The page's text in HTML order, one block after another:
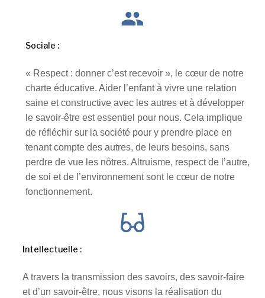
Sociale :
« Respect : donner c’est recevoir », le cœur de notre
charte éducative. Aider l’enfant à vivre une relation
saine et constructive avec les autres et à développer
le savoir-être est essentiel pour nous. Cela implique
de réfléchir sur la société pour y prendre place en
tenant compte des autres, de leurs besoins, sans
perdre de vue les nôtres. Altruisme, respect de l’autre,
de soi et de l’environnement sont le cœur de notre
fonctionnement.
Intellectuelle :
A travers la transmission des savoirs, des savoir-faire
et d’un savoir-être, nous visons la réalisation du